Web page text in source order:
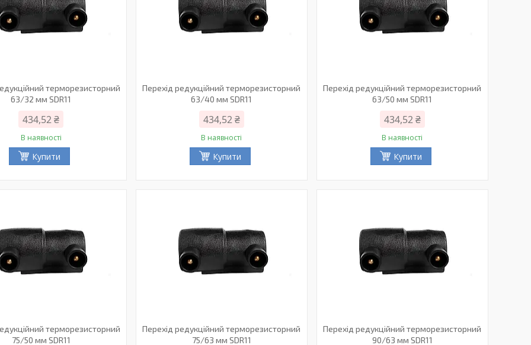
терморезисторний
63/32 мм SDR11
434,52 ₴
В наявності
Купити
Перехід редукційний терморезисторний
63/40 мм SDR11
434,52 ₴
В наявності
Купити
Перехід редукційний терморезисторний
63/50 мм SDR11
434,52 ₴
В наявності
Купити
терморезисторний
75/50 мм SDR11
Перехід редукційний терморезисторний
75/63 мм SDR11
Перехід редукційний терморезисторний
90/63 мм SDR11